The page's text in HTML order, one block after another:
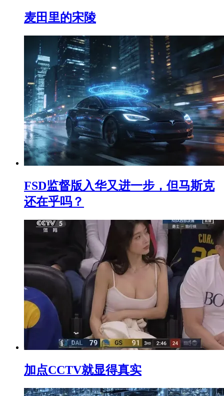
麦田里的宋陵
FSD监督版入华又进一步，但马斯克
还在乎吗？
加点CCTV就显得真实